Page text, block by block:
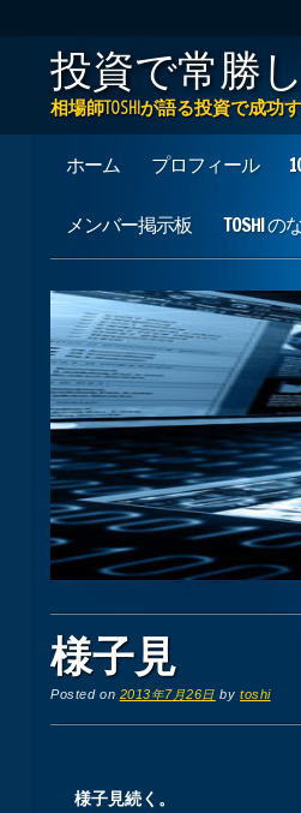
投資で常勝
相場師TOSHIが語る投資で成
Main menu
ホーム プロフィール
メンバー掲示板 TOSHI の
様子見
Posted on 2013年7月26日 bytoshi
様子見続く。